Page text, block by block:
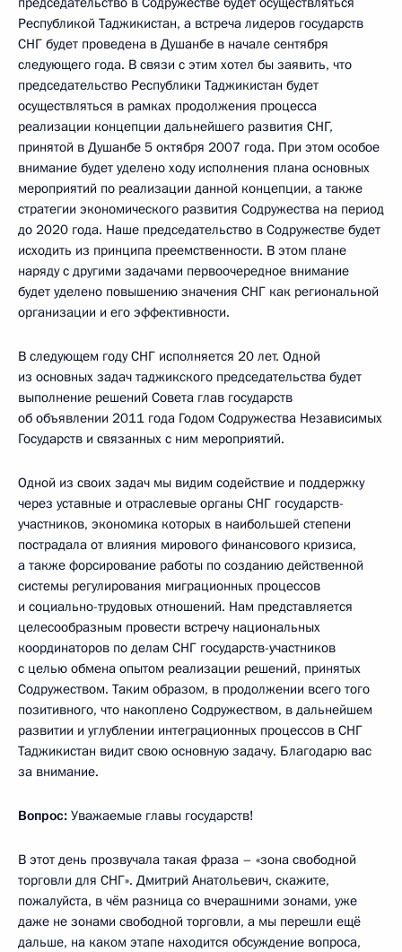
Республикой Таджикистан, а встреча лидеров государств
СНГ будет проведена в Душанбе в начале сентября
следующего года. В связи с этим хотел бы заявить, что
председательство Республики Таджикистан будет
осуществляться в рамках продолжения процесса
реализации концепции дальнейшего развития СНГ,
принятой в Душанбе 5 октября 2007 года. При этом особое
внимание будет уделено ходу исполнения плана основных
мероприятий по реализации данной концепции, а также
стратегии экономического развития Содружества на период
до 2020 года. Наше председательство в Содружестве будет
исходить из принципа преемственности. В этом плане
наряду с другими задачами первоочередное внимание
будет уделено повышению значения СНГ как региональной
организации и его эффективности.
В следующем году СНГ исполняется 20 лет. Одной
из основных задач таджикского председательства будет
выполнение решений Совета глав государств
об объявлении 2011 года Годом Содружества Независимых
Государств и связанных с ним мероприятий.
Одной из своих задач мы видим содействие и поддержку
через уставные и отраслевые органы СНГ государств-
участников, экономика которых в наибольшей степени
пострадала от влияния мирового финансового кризиса,
а также форсирование работы по созданию действенной
системы регулирования миграционных процессов
и социально-трудовых отношений. Нам представляется
целесообразным провести встречу национальных
координаторов по делам СНГ государств-участников
с целью обмена опытом реализации решений, принятых
Содружеством. Таким образом, в продолжении всего того
позитивного, что накоплено Содружеством, в дальнейшем
развитии и углублении интеграционных процессов в СНГ
Таджикистан видит свою основную задачу. Благодарю вас
за внимание.
Вопрос: Уважаемые главы государств!
В этот день прозвучала такая фраза – «зона свободной
торговли для СНГ». Дмитрий Анатольевич, скажите,
пожалуйста, в чём разница со вчерашними зонами, уже
даже не зонами свободной торговли, а мы перешли ещё
дальше, на каком этапе находится обсуждение вопроса,